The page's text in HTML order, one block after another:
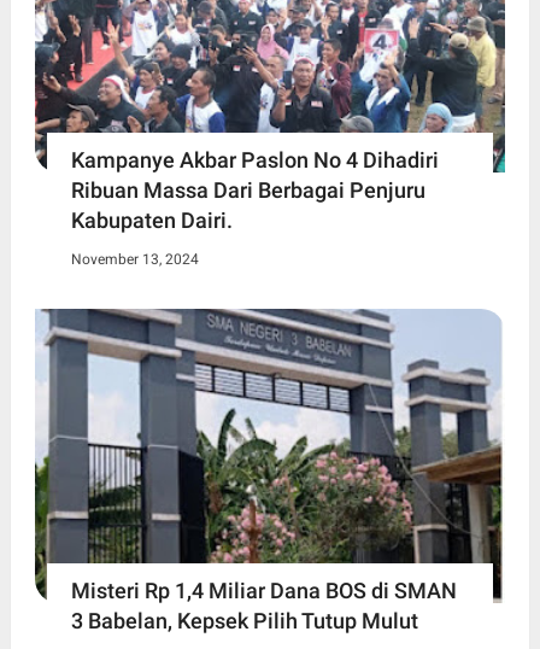
Kampanye Akbar Paslon No 4 Dihadiri
Ribuan Massa Dari Berbagai Penjuru
Kabupaten Dairi.
November 13, 2024
Misteri Rp 1,4 Miliar Dana BOS di SMAN
3 Babelan, Kepsek Pilih Tutup Mulut